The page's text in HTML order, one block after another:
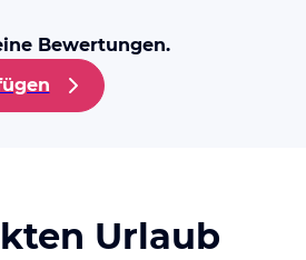
Bewertungen.
Urlaub